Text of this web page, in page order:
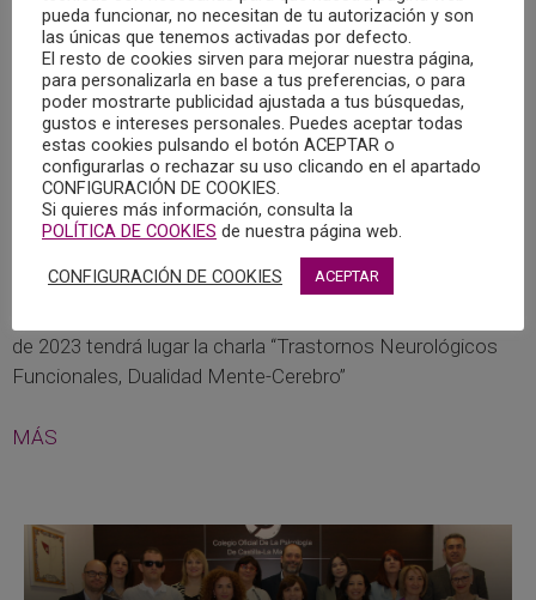
14/03/2023 – CHARLA SEMANA DEL CEREBRO:
“TRASTORNOS NEUROLÓGICOS FUNCIONALES,
DUALIDAD MENTE-CEREBRO”
17/02/2023
Dentro de las actividades de la Semana del Cerebro,
organizadas por la Universidad de Castilla-La Mancha, y en
las que de nuevo colabora el Colegio Oficial de la
de 2023 tendrá lugar la charla “Trastornos Neurológicos
Funcionales, Dualidad Mente-Cerebro”
MÁS
pueda funcionar, no necesitan de tu autorización y son
las únicas que tenemos activadas por defecto.
El resto de cookies sirven para mejorar nuestra página,
para personalizarla en base a tus preferencias, o para
poder mostrarte publicidad ajustada a tus búsquedas,
gustos e intereses personales. Puedes aceptar todas
estas cookies pulsando el botón ACEPTAR o
configurarlas o rechazar su uso clicando en el apartado
CONFIGURACIÓN DE COOKIES.
Si quieres más información, consulta la
POLÍTICA DE COOKIES de nuestra página web.
CONFIGURACIÓN DE COOKIES ACEPTAR